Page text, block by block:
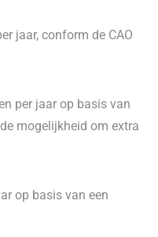
jaar, conform de CAO
per jaar op basis van
mogelijkheid om extra
op basis van een